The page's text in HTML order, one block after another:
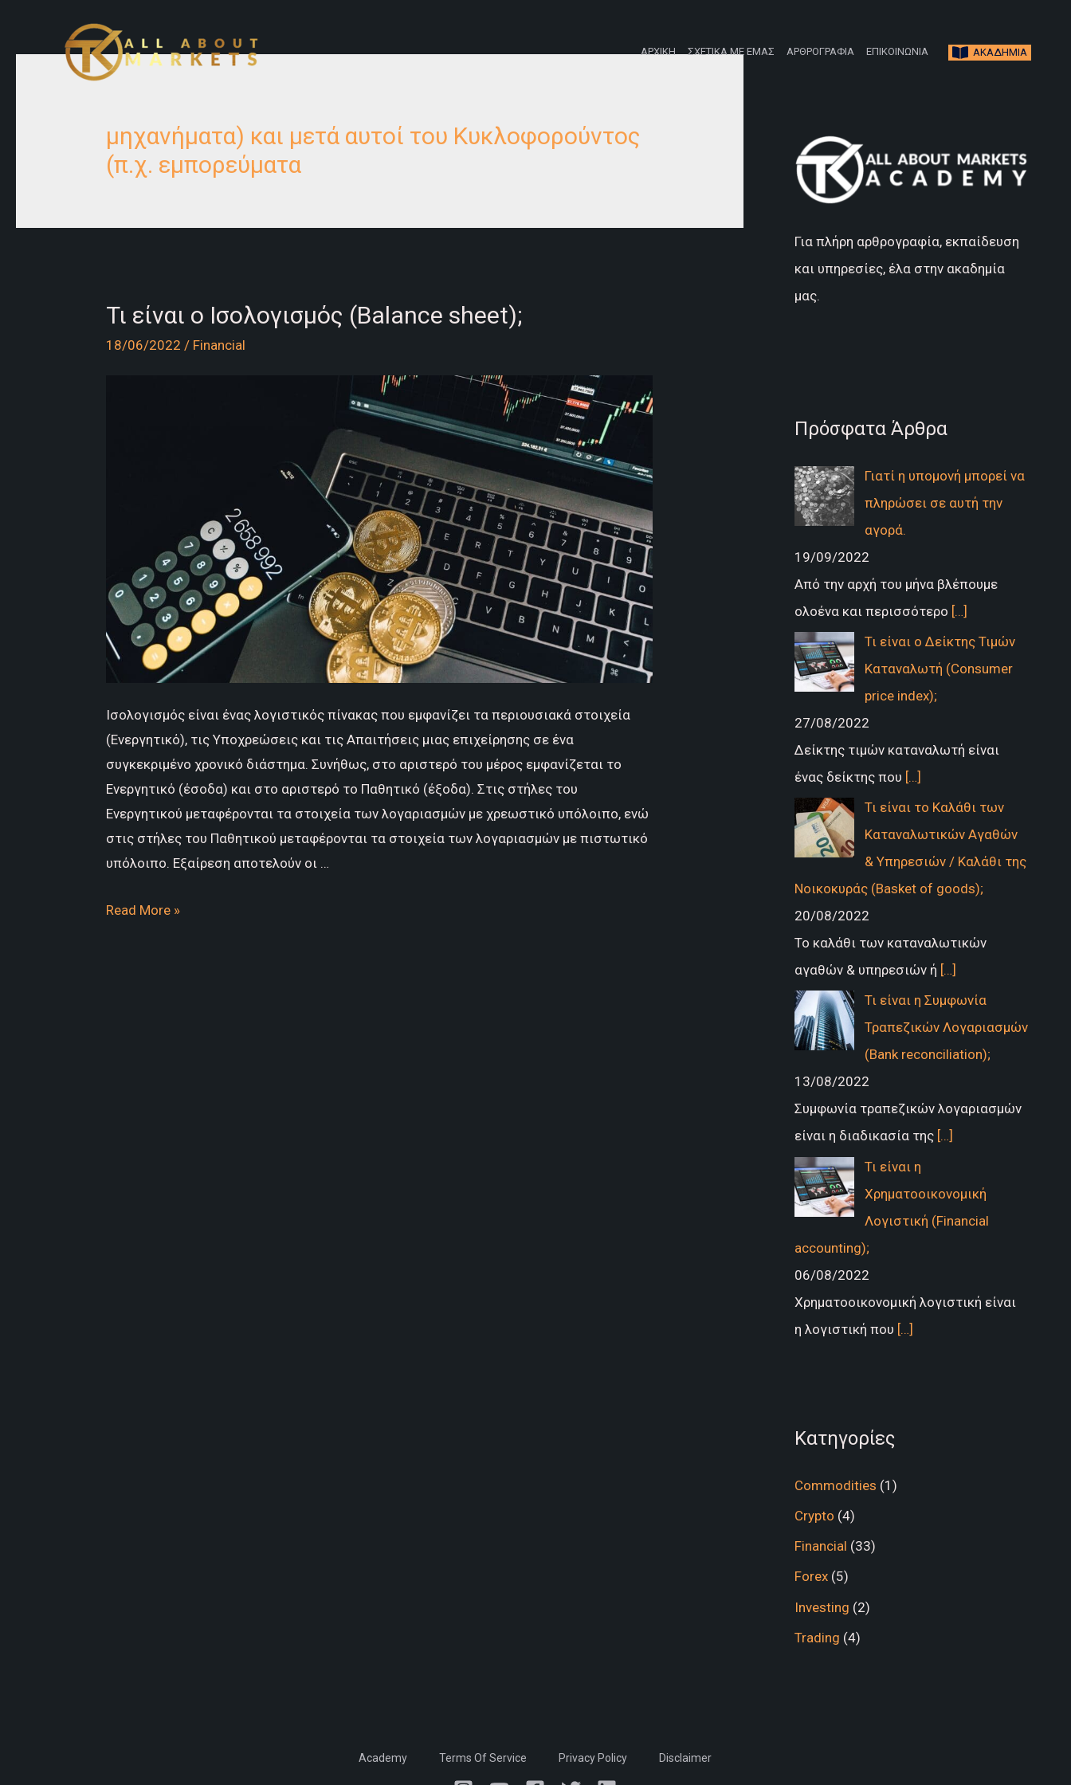
ΑΡΧΙΚΗ ΣΧΕΤΙΚΑ ΜΕ ΕΜΑΣ ΑΡΘΡΟΓΡΑΦΙΑ ΕΠΙΚΟΙΝΩΝΙΑ ΑΚΑΔΗΜΙΑ
μηχανήματα) και μετά αυτοί του Κυκλοφορούντος
(π.χ. εμπορεύματα
Τι είναι ο Ισολογισμός (Balance sheet);
18/06/2022 / Financial
Ισολογισμός είναι ένας λογιστικός πίνακας που εμφανίζει τα περιουσιακά στοιχεία
(Ενεργητικό), τις Υποχρεώσεις και τις Απαιτήσεις μιας επιχείρησης σε ένα
συγκεκριμένο χρονικό διάστημα. Συνήθως, στο αριστερό του μέρος εμφανίζεται το
Ενεργητικό (έσοδα) και στο αριστερό το Παθητικό (έξοδα). Στις στήλες του
Ενεργητικού μεταφέρονται τα στοιχεία των λογαριασμών με χρεωστικό υπόλοιπο, ενώ
στις στήλες του Παθητικού μεταφέρονται τα στοιχεία των λογαριασμών με πιστωτικό
υπόλοιπο. Εξαίρεση αποτελούν οι …
Τι
Read More »
Για πλήρη αρθρογραφία, εκπαίδευση
και υπηρεσίες, έλα στην ακαδημία
μας.
Πρόσφατα Άρθρα
Γιατί η υπομονή μπορεί να
πληρώσει σε αυτή την
αγορά.
19/09/2022
Από την αρχή του μήνα βλέπουμε
ολοένα και περισσότερο […]
Τι είναι ο Δείκτης Τιμών
Καταναλωτή (Consumer
price index);
27/08/2022
Δείκτης τιμών καταναλωτή είναι
ένας δείκτης που […]
Τι είναι το Καλάθι των
Καταναλωτικών Αγαθών
& Υπηρεσιών / Καλάθι της
Νοικοκυράς (Basket of goods);
20/08/2022
Το καλάθι των καταναλωτικών
αγαθών & υπηρεσιών ή […]
Τι είναι η Συμφωνία
Τραπεζικών Λογαριασμών
(Bank reconciliation);
13/08/2022
Συμφωνία τραπεζικών λογαριασμών
είναι η διαδικασία της […]
Τι είναι η
Χρηματοοικονομική
Λογιστική (Financial
accounting);
06/08/2022
Χρηματοοικονομική λογιστική είναι
η λογιστική που […]
Κατηγορίες
Commodities (1)
Crypto (4)
Financial (33)
Forex(5)
Investing (2)
Trading (4)
Academy Terms Of Service Privacy Policy Disclaimer